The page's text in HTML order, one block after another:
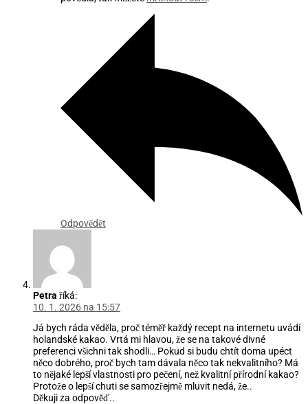
Odpovědět
Petra říká:
10. 1. 2026 na 15:57
Já bych ráda věděla, proč téměř každý recept na internetu uvádí
holandské kakao. Vrtá mi hlavou, že se na takové divné
preferenci všichni tak shodli… Pokud si budu chtít doma upéct
něco dobrého, proč bych tam dávala něco tak nekvalitního? Má
to nějaké lepší vlastnosti pro pečení, než kvalitní přírodní kakao?
Protože o lepší chuti se samozřejmě mluvit nedá, že..
Děkuji za odpověď..